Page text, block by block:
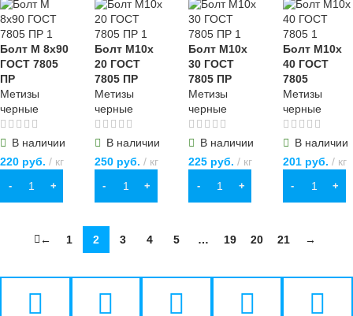
Болт М 8х90
ГОСТ 7805
ПР
Метизы
черные
В наличии
220 руб. кг
В КОРЗИНУ
Болт М10х
20 ГОСТ
7805 ПР
Метизы
черные
В наличии
250руб. кг
В КОРЗИНУ
Болт М10х
30 ГОСТ
7805 ПР
Метизы
черные
В наличии
225 руб. кг
В КОРЗИНУ
Болт М10х
40 ГОСТ
7805
Метизы
черные
В наличии
201руб. кг
В КОРЗИНУ
← 1 2 3 4 5 … 19 20 21 →